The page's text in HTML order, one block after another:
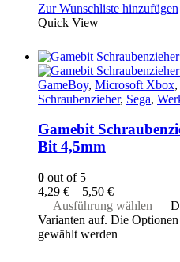
Zur Wunschliste hinzufügen
Quick View
GameBoy, Microsoft Xbox,
Schraubenzieher, Sega,
Gamebit
Bit 4,5mm
0 out of 5
4,29 € – 5,50 €
Ausführung wählen
Varianten auf. Die
gewählt werden